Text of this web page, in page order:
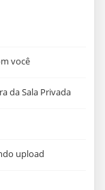
você
da Sala Privada
upload